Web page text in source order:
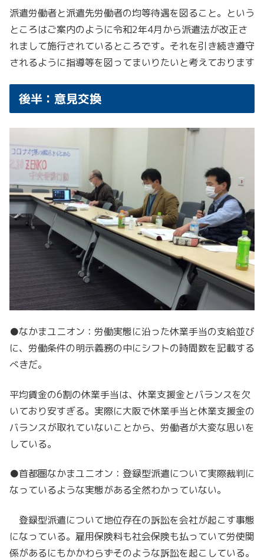
派遣労働者と派遣先労働者の均等待遇を図ること。という
ところはご案内のように令和2年4月から派遣法が改正さ
れまして施行されているところです。それを引き続き遵守
されるように指導等を図ってまいりたいと考えております
後半：意見交換
●なかまユニオン：労働実態に沿った休業手当の支給並び
に、労働条件の明示義務の中にシフトの時間数を記載する
べきだ。
平均賃金の6割の休業手当は、休業支援金とバランスを欠
いており安すぎる。実際に大阪で休業手当と休業支援金の
バランスが取れていないことから、労働者が大変な思いを
している。
●首都圏なかまユニオン：登録型派遣について実際裁判に
なっているような実態がある全然わかっていない。
登録型派遣について地位存在の訴訟を会社が起こす事態
になっている。雇用保険料も社会保険も払っていて労使関
係があるにもかかわらずそのような訴訟を起こしている。